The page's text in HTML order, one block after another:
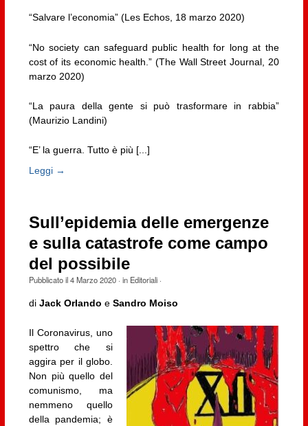
“Salvare l’economia” (Les Echos, 18 marzo 2020)
“No society can safeguard public health for long at the
cost of its economic health.” (The Wall Street Journal, 20
marzo 2020)
“La paura della gente si può trasformare in rabbia”
(Maurizio Landini)
“E’ la guerra. Tutto è più [...]
Leggi →
Sull’epidemia delle emergenze
e sulla catastrofe come campo
del possibile
Pubblicato il4 Marzo 2020· in Editoriali·
di Jack Orlando e Sandro Moiso
Il Coronavirus, uno
spettro che si
aggira per il globo.
Non più quello del
comunismo, ma
nemmeno quello
della pandemia; è